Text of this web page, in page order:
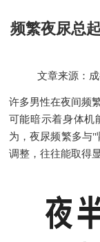
频繁夜尿总
文章来源：
许多男性在夜间频
可能暗示着身体机
为，夜尿频繁多与
调整，往往能取得